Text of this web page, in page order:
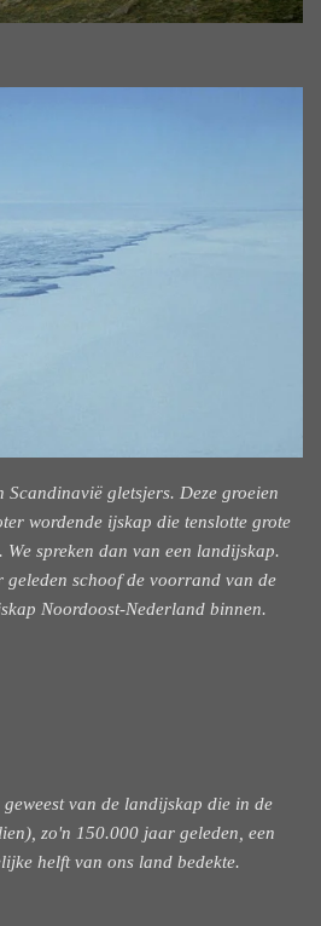
gletsjers. Deze groeien
wordende ijskap die tenslotte grote
We spreken dan van een landijskap.
schoof de voorrand van de
Noordoost-Nederland binnen.
van de landijskap die in de
zo'n 150.000 jaar geleden, een
helft van ons land bedekte.